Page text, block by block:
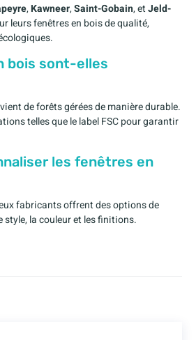
,Kawneer,Saint-Gobain, etJeld-
leurs fenêtres en bois de qualité,
bois sont-elles
de forêts gérées de manière durable.
telles que le label FSC pour garantir
les fenêtres en
fabricants offrent des options de
la couleur et les finitions.